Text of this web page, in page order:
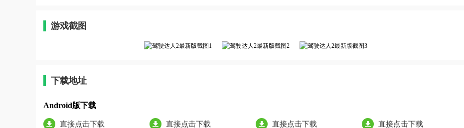
游戏截图
下载地址
Android版下载
直接点击下载 直接点击下载 直接点击下载 直接点击下载